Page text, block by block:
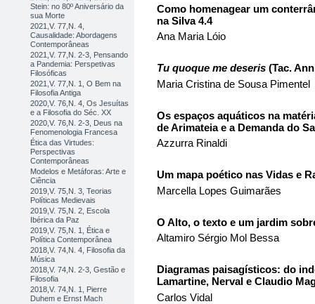
Stein: no 80º Aniversário da
sua Morte
2021,V. 77,N. 4,
Causalidade: Abordagens
Contemporâneas
2021,V. 77,N. 2-3, Pensando
a Pandemia: Perspetivas
Filosóficas
2021,V. 77,N. 1, O Bem na
Filosofia Antiga
2020,V. 76,N. 4, Os Jesuítas
e a Filosofia do Séc. XX
2020,V. 76,N. 2-3, Deus na
Fenomenologia Francesa
Ética das Virtudes:
Perspectivas
Contemporâneas
Modelos e Metáforas: Arte e
Ciência
2019,V. 75,N. 3, Teorias
Políticas Medievais
2019,V. 75,N. 2, Escola
Ibérica da Paz
2019,V. 75,N. 1, Ética e
Política Contemporânea
2018,V. 74,N. 4, Filosofia da
Música
2018,V. 74,N. 2-3, Gestão e
Filosofia
2018,V. 74,N. 1, Pierre
Duhem e Ernst Mach
Como homenagear um
na Silva 4.4
Ana Maria Lóio
Tu quoque me deseris (Tac.
Maria Cristina de Sousa Pimentel
Os espaços aquáticos na
de Arimateia e a Demanda do
Azzurra Rinaldi
Um mapa poético nas Vidas e
Marcella Lopes Guimarães
O Alto, o texto e um jardim
Altamiro Sérgio Mol Bessa
Diagramas paisagísticos: do
Lamartine, Nerval e Claudio
Carlos Vidal